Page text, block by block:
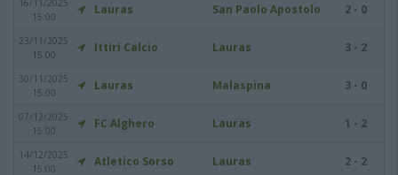
16/11/2025
15:00
Lauras San Paolo Apostolo 2 - 0
23/11/2025
15:00
Ittiri Calcio Lauras 3 - 2
30/11/2025
15:00
Lauras Malaspina 3 - 0
07/12/2025
15:00
FC Alghero Lauras 1 - 2
14/12/2025
15:00
Atletico Sorso Lauras 2 - 2